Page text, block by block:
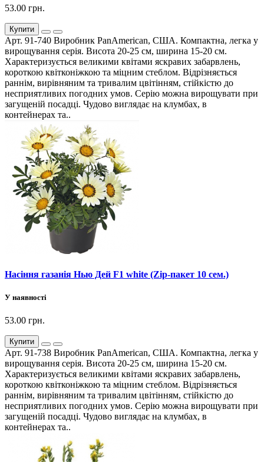
53.00 грн.
Купити
Арт. 91-740 Виробник PanAmerican, США. Компактна, легка у
вирощування серія. Висота 20-25 см, ширина 15-20 см.
Характеризується великими квітами яскравих забарвлень,
короткою квітконіжкою та міцним стеблом. Відрізняється
раннім, вирівняним та тривалим цвітінням, стійкістю до
несприятливих погодних умов. Серію можна вирощувати при
загущеній посадці. Чудово виглядає на клумбах, в
контейнерах та..
Насіння газанія Нью Дей F1 white (Zip-пакет 10 сем.)
У наявності
53.00 грн.
Купити
Арт. 91-738 Виробник PanAmerican, США. Компактна, легка у
вирощування серія. Висота 20-25 см, ширина 15-20 см.
Характеризується великими квітами яскравих забарвлень,
короткою квітконіжкою та міцним стеблом. Відрізняється
раннім, вирівняним та тривалим цвітінням, стійкістю до
несприятливих погодних умов. Серію можна вирощувати при
загущеній посадці. Чудово виглядає на клумбах, в
контейнерах та..